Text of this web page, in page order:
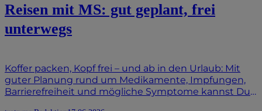
Reisen mit MS: gut geplant, frei
unterwegs
Koffer packen, Kopf frei – und ab in den Urlaub: Mit
guter Planung rund um Medikamente, Impfungen,
Barrierefreiheit und mögliche Symptome kannst Du